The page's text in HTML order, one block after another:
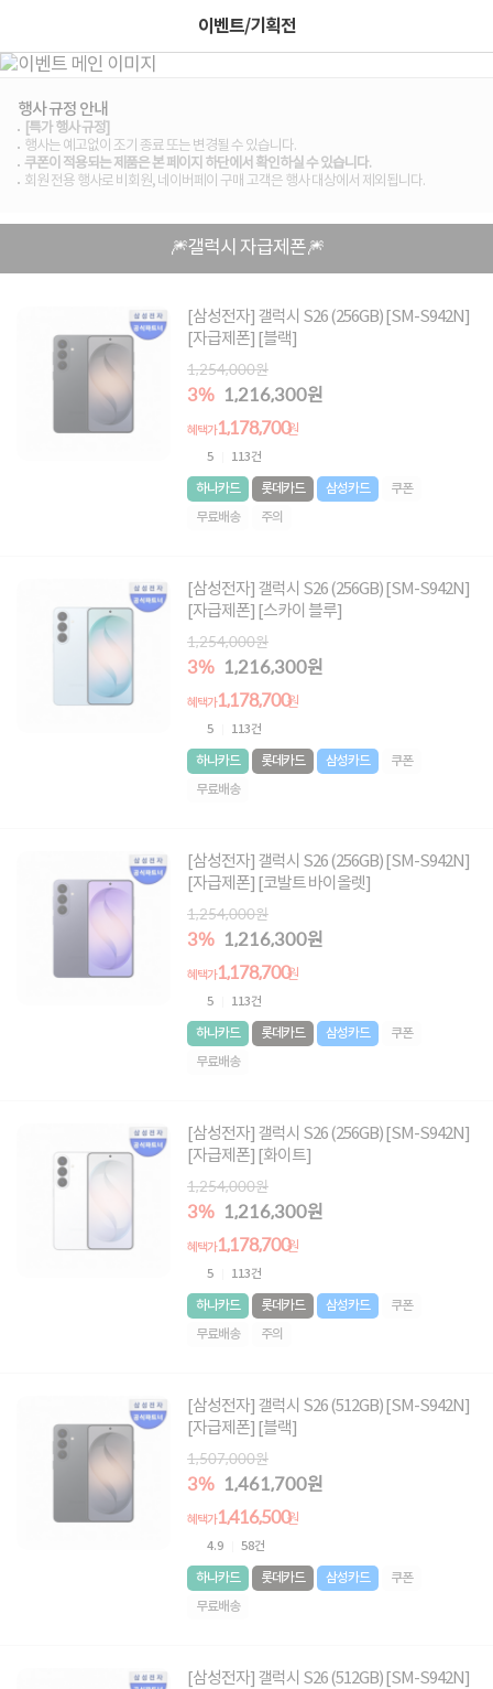
이벤트/기획전
행사 규정 안내
[특가 행사 규정]
행사는 예고없이 조기 종료 또는 변경될 수 있습니다.
쿠폰이 적용되는 제품은 본 페이지 하단에서 확인하실 수 있습니다.
회원 전용 행사로 비회원, 네이버페이 구매 고객은 행사 대상에서 제외됩니다.
🎆갤럭시 자급제폰🎆
[삼성전자] 갤럭시 S26 (256GB) [SM-S942N]
[자급제폰] [블랙]
1,254,000원
3% 1,216,300원
혜택가1,178,700원
5 113건
하나카드 롯데카드 삼성카드
쿠폰
무료배송
주의
[삼성전자] 갤럭시 S26 (256GB) [SM-S942N]
[자급제폰] [스카이 블루]
1,254,000원
3% 1,216,300원
혜택가1,178,700원
5 113건
하나카드 롯데카드 삼성카드
쿠폰
무료배송
[삼성전자] 갤럭시 S26 (256GB) [SM-S942N]
[자급제폰] [코발트 바이올렛]
1,254,000원
3% 1,216,300원
혜택가1,178,700원
5 113건
하나카드 롯데카드 삼성카드
쿠폰
무료배송
[삼성전자] 갤럭시 S26 (256GB) [SM-S942N]
[자급제폰] [화이트]
1,254,000원
3% 1,216,300원
혜택가1,178,700원
5 113건
하나카드 롯데카드 삼성카드
쿠폰
무료배송
주의
[삼성전자] 갤럭시 S26 (512GB) [SM-S942N]
[자급제폰] [블랙]
1,507,000원
3% 1,461,700원
혜택가1,416,500원
4.9 58건
하나카드 롯데카드 삼성카드
쿠폰
무료배송
[삼성전자] 갤럭시 S26 (512GB) [SM-S942N]